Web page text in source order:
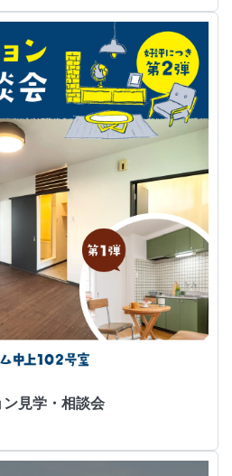
見学・相談会